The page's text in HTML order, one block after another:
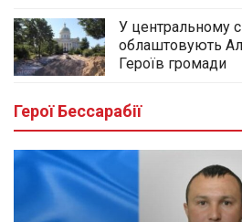
У центральному
облаштовують
Героїв громади
Герої Бессарабії